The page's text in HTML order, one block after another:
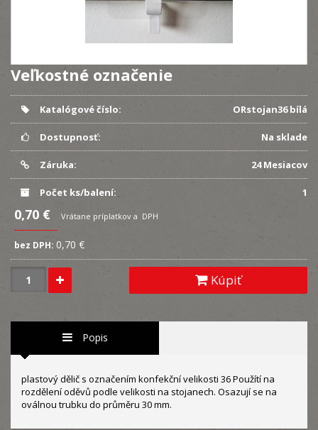
Veľkostné označenie
Katalógové číslo: ORstojan36 bílá
Dostupnosť: Na sklade
Záruka: 24 Mesiacov
Počet ks/balení: 1
0,70 € Vrátane príplatkov a DPH
bez DPH: 0,70 €
Kúpiť
Popis
plastový dělič s označením konfekční velikosti 36 Použítí na
rozdělení oděvů podle velikosti na stojanech. Osazují se na
oválnou trubku do průměru 30 mm.